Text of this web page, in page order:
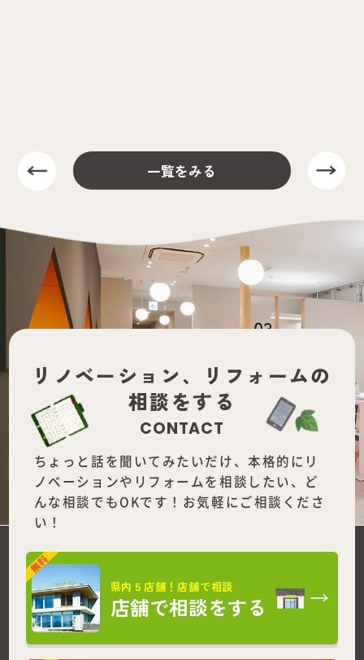
一覧をみる
リノベーション、
リフォームの
相談をする
CONTACT
ちょっと話を聞いてみたいだけ、本格的にリ
ノベーションやリフォームを相談したい、ど
んな相談でもOKです！お気軽にご相談くださ
い！
県内５店舗！店舗で相談
店舗で相談をする